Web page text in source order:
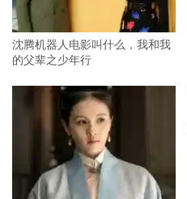
沈腾机器人电影叫什么，我和我
的父辈之少年行